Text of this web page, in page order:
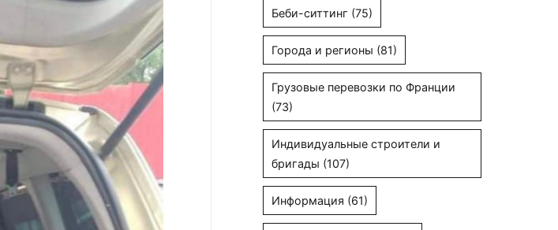
Беби-ситтинг (75)
Города и регионы (81)
Грузовые перевозки по Франции
(73)
Индивидуальные строители и
бригады (107)
Информация (61)